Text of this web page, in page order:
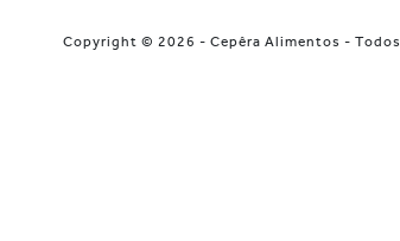
Copyright © 2026 - Cepêra Alimentos -